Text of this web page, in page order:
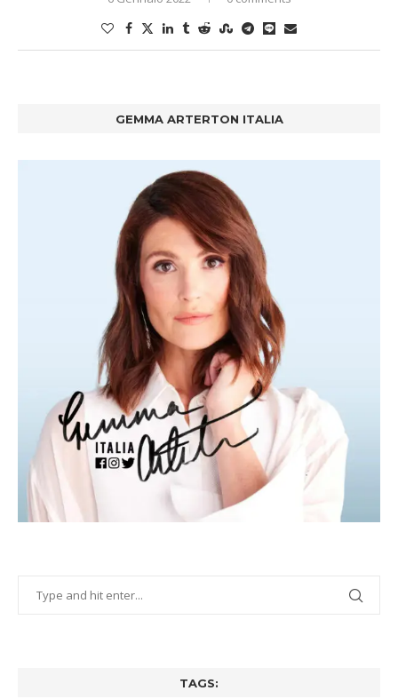
GEMMA ARTERTON ITALIA
TAGS: